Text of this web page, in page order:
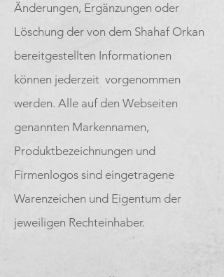
Änderungen, Ergänzungen oder
Löschung der von dem Shahaf Orkan
bereitgestellten Informationen
können jederzeit vorgenommen
werden. Alle auf den Webseiten
genannten Markennamen,
Produktbezeichnungen und
Firmenlogos sind eingetragene
Warenzeichen und Eigentum der
jeweiligen Rechteinhaber.